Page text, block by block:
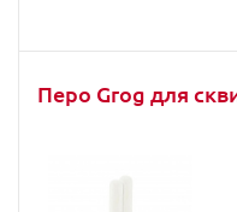
Перо Grog для